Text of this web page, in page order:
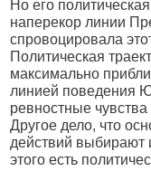
Но его
наперекор линии
спровоцировала
Политическая
максимально
линией поведения
ревностные
Другое дело, что
действий выбирают
этого есть